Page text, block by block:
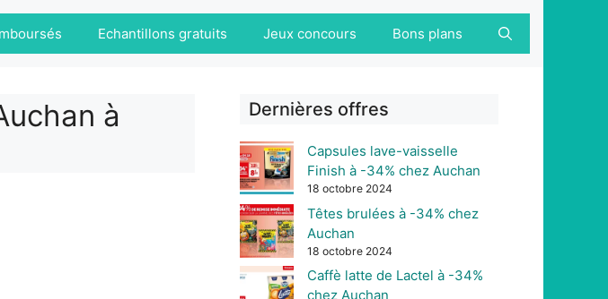
Echantillons gratuits Jeux concours Bons plans
à
Dernières offres
Capsules lave-vaisselle
Finish à -34% chez Auchan
18 octobre 2024
Têtes brulées à -34% chez
Auchan
18 octobre 2024
Caffè latte de Lactel à -34%
chez Auchan